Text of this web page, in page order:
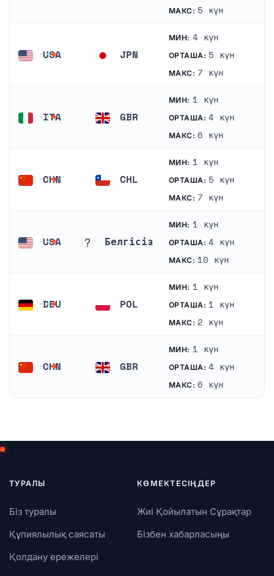
МАКС: 5 күн
USA JPN
МИН: 4 күн
ОРТАША: 5 күн
МАКС: 7 күн
ITA GBR
МИН: 1 күн
ОРТАША: 4 күн
МАКС: 6 күн
CHN CHL
МИН: 1 күн
ОРТАША: 5 күн
МАКС: 7 күн
USA Белгісіз
МИН: 1 күн
ОРТАША: 4 күн
МАКС: 10 күн
DEU POL
МИН: 1 күн
ОРТАША: 1 күн
МАКС: 2 күн
CHN GBR
МИН: 1 күн
ОРТАША: 4 күн
МАКС: 6 күн
ТУРАЛЫ
Біз туралы
Құпиялылық саясаты
Қолдану ережелері
КӨМЕКТЕСІҢДЕР
Жиі Қойылатын Сұрақтар
Бізбен хабарласыңы